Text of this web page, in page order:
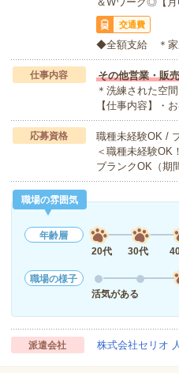
交通費
◆全額支給 ＊家
仕事内容
その他営業・販
＊洗練された空
【仕事内容】・
応募資格
職種未経験OK /
＜職種未経験
ブランクOK（期
職場の雰囲気
年齢層
20代
30代
職場の様子
活気がある
派遣会社 株式会社セリオ